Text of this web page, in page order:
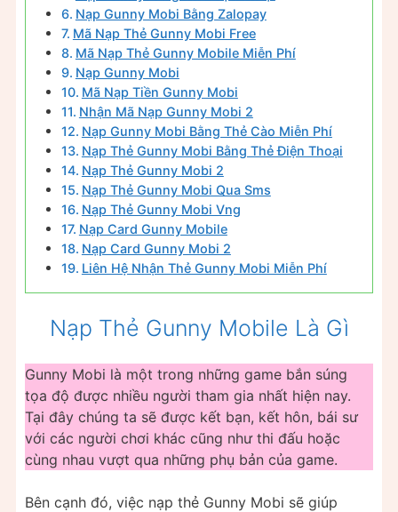
Nạp Gunny Mobi Bằng Zalopay
Mã Nạp Thẻ Gunny Mobi Free
Mã Nạp Thẻ Gunny Mobile Miễn Phí
Nạp Gunny Mobi
Mã Nạp Tiền Gunny Mobi
Nhận Mã Nạp Gunny Mobi 2
Nạp Gunny Mobi Bằng Thẻ Cào Miễn Phí
Nạp Thẻ Gunny Mobi Bằng Thẻ Điện Thoại
Nạp Thẻ Gunny Mobi 2
Nạp Thẻ Gunny Mobi Qua Sms
Nạp Thẻ Gunny Mobi Vng
Nạp Card Gunny Mobile
Nạp Card Gunny Mobi 2
Liên Hệ Nhận Thẻ Gunny Mobi Miễn Phí
Nạp Thẻ Gunny Mobile Là Gì
Gunny Mobi là một trong những game bắn súng
tọa độ được nhiều người tham gia nhất hiện nay.
Tại đây chúng ta sẽ được kết bạn, kết hôn, bái sư
với các người chơi khác cũng như thi đấu hoặc
cùng nhau vượt qua những phụ bản của game.
Bên cạnh đó, việc nạp thẻ Gunny Mobi sẽ giúp